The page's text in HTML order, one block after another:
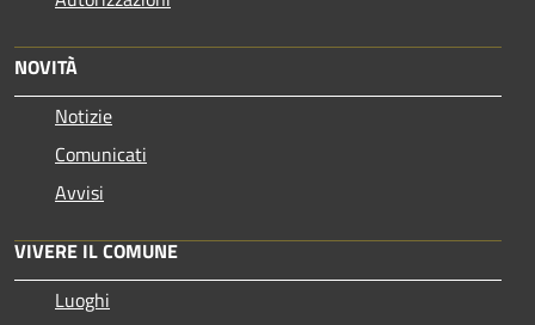
NOVITÀ
Notizie
Comunicati
Avvisi
VIVERE IL COMUNE
Luoghi